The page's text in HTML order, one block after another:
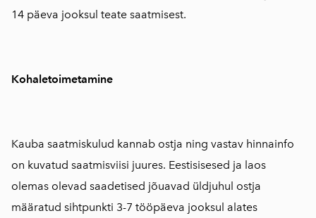
14 päeva jooksul teate saatmisest.
Kohaletoimetamine
Kauba saatmiskulud kannab ostja ning vastav hinnainfo
on kuvatud saatmisviisi juures. Eestisisesed ja laos
olemas olevad saadetised jõuavad üldjuhul ostja
määratud sihtpunkti 3-7 tööpäeva jooksul alates